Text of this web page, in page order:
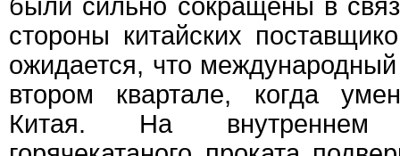
были сильно сокращены в
стороны китайских
ожидается, что
втором квартале, когда
Китая. На внутреннем